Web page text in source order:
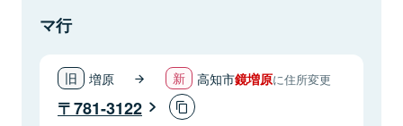
マ行
増原 高知市鏡増原に住所変更
781-3122